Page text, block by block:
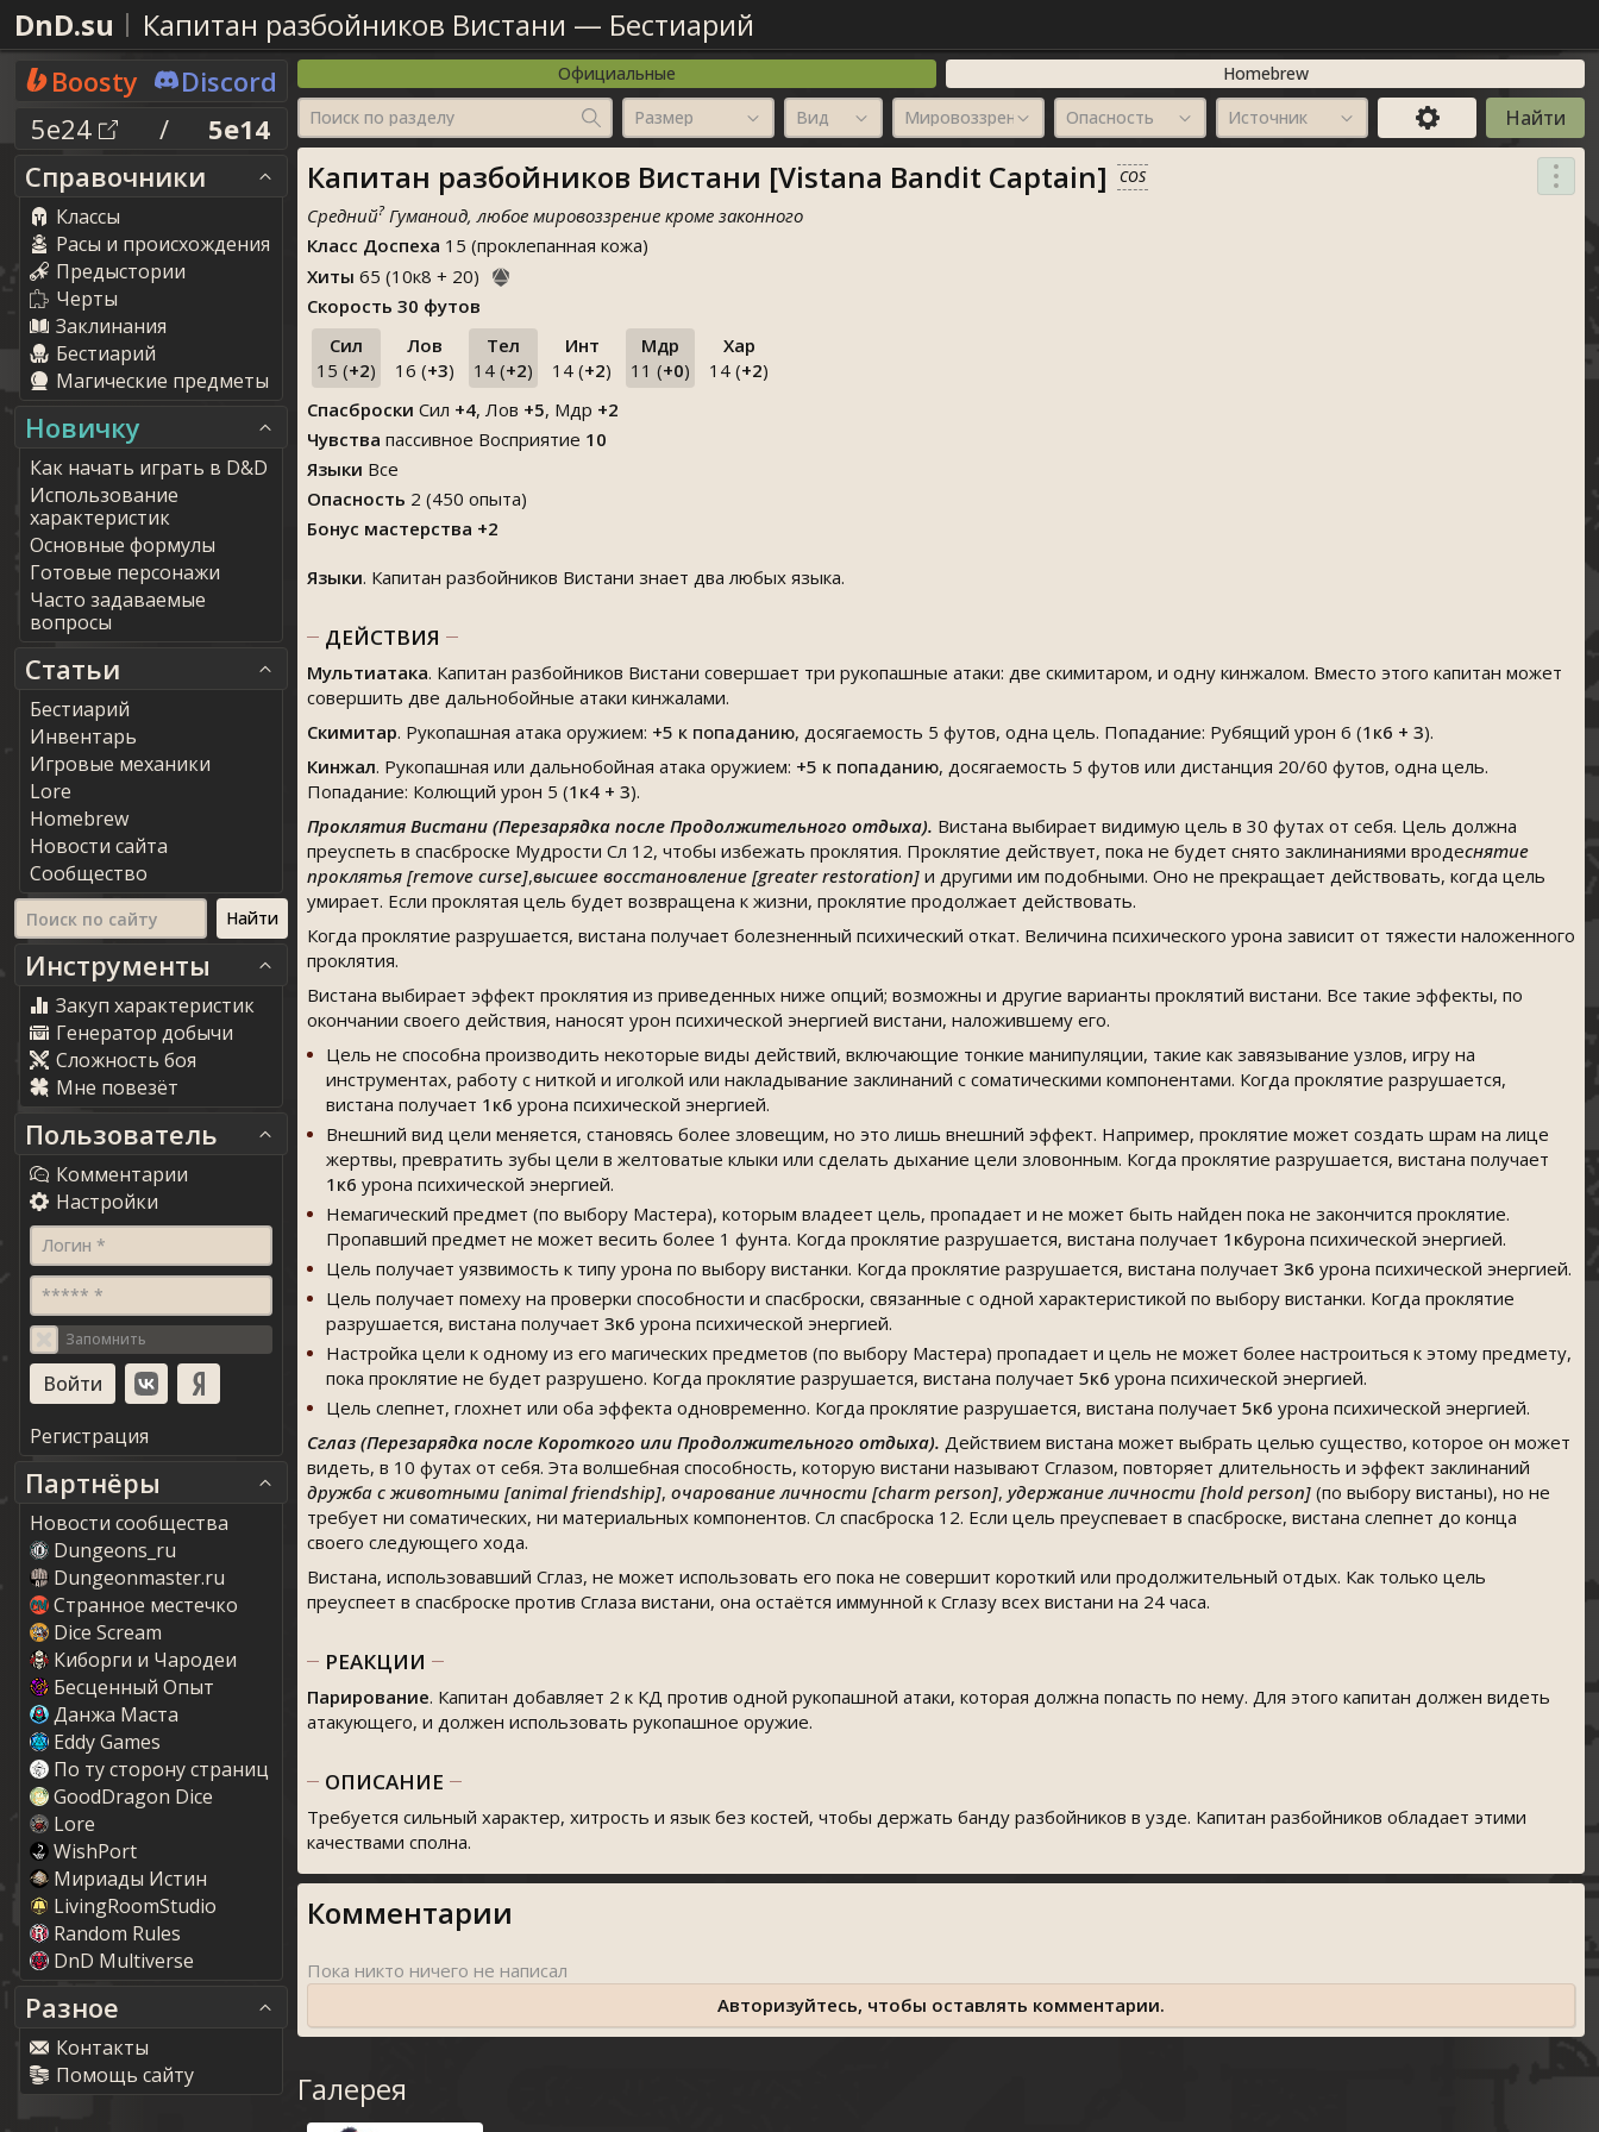
DnD.su Капитан разбойников Вистани — Бестиарий
Boosty
Discord
5e24
/
5e14
Справочники
Классы
Расы и происхождения
Предыстории
Черты
Заклинания
Бестиарий
Магические предметы
Новичку
Как начать играть в D&D
Использование
характеристик
Основные формулы
Готовые персонажи
Часто задаваемые
вопросы
Статьи
Бестиарий
Инвентарь
Игровые механики
Lore
Homebrew
Новости сайта
Сообщество
Инструменты
Закуп характеристик
Генератор добычи
Сложность боя
Мне повезёт
Пользователь
Комментарии
Настройки
Логин *
***** *
Запомнить
Регистрация
Партнёры
Новости сообщества
Dungeons_ru
Dungeonmaster.ru
Странное местечко
Dice Scream
Киборги и Чародеи
Бесценный Опыт
Данжа Маста
Eddy Game
По ту сторону страниц
GoodDragon Dice
Lore
WishPort
Мириады Истин
LivingRoomStudio
Random Rule
DnD Multiverse
Разное
Контакты
Помощь сайту
Официальные
Homebrew
Поиск по разделу
Размер Вид Мировоззрение Опасность Источник
Капитан разбойников Вистани [Vistana Bandit Captain] COS
Средний?Гуманоид, любое мировоззрение кроме законного
Класс Доспеха 15 (проклепанная кожа)
Хиты 65 (10к8 + 20)
Скорость 30 футов
Сил
15 (+2)
Лов
16 (+3)
Тел
14 (+2)
Инт
14 (+2)
Мдр
11 (+0)
Хар
14 (+2)
Спасброски Сил +4, Лов +5, Мдр +2
Чувства пассивное Восприятие 10
Языки Все
Опасность 2 (450 опыта)
Бонус мастерства +2
Языки. Капитан разбойников Вистани знает два любых языка.
ДЕЙСТВИЯ
Мультиатака. Капитан разбойников Вистани совершает три рукопашные атаки: две скимитаром, и одну кинжалом. Вместо этого капитан может
совершить две дальнобойные атаки кинжалами.
Скимитар. Рукопашная атака оружием: +5 к попаданию, досягаемость 5 футов, одна цель. Попадание: Рубящий урон 6 (1к6 + 3).
Кинжал. Рукопашная или дальнобойная атака оружием: +5 к попаданию, досягаемость 5 футов или дистанция 20/60 футов, одна цель.
Попадание: Колющий урон 5 (1к4 + 3).
Проклятия Вистани (Перезарядка после Продолжительного отдыха). Вистана выбирает видимую цель в 30 футах от себя. Цель должна
преуспеть в спасброске Мудрости Сл 12, чтобы избежать проклятия. Проклятие действует, пока не будет снято заклинаниями вродеснятие
проклятья [remove curse],высшее восстановление [greater restoration] и другими им подобными. Оно не прекращает действовать, когда цель
умирает. Если проклятая цель будет возвращена к жизни, проклятие продолжает действовать.
Когда проклятие разрушается, вистана получает болезненный психический откат. Величина психического урона зависит от тяжести наложенного
проклятия.
Вистана выбирает эффект проклятия из приведенных ниже опций; возможны и другие варианты проклятий вистани. Все такие эффекты, по
окончании своего действия, наносят урон психической энергией вистани, наложившему его.
Цель не способна производить некоторые виды действий, включающие тонкие манипуляции, такие как завязывание узлов, игру на
инструментах, работу с ниткой и иголкой или накладывание заклинаний с соматическими компонентами. Когда проклятие разрушается,
вистана получает 1к6 урона психической энергией.
Внешний вид цели меняется, становясь более зловещим, но это лишь внешний эффект. Например, проклятие может создать шрам на лице
жертвы, превратить зубы цели в желтоватые клыки или сделать дыхание цели зловонным. Когда проклятие разрушается, вистана получает
1к6 урона психической энергией.
Немагический предмет (по выбору Мастера), которым владеет цель, пропадает и не может быть найден пока не закончится проклятие.
Пропавший предмет не может весить более 1 фунта. Когда проклятие разрушается, вистана получает 1к6урона психической энергией.
Цель получает уязвимость к типу урона по выбору вистанки. Когда проклятие разрушается, вистана получает 3к6 урона психической энергией.
Цель получает помеху на проверки способности и спасброски, связанные с одной характеристикой по выбору вистанки. Когда проклятие
разрушается, вистана получает 3к6 урона психической энергией.
Настройка цели к одному из его магических предметов (по выбору Мастера) пропадает и цель не может более настроиться к этому предмету,
пока проклятие не будет разрушено. Когда проклятие разрушается, вистана получает 5к6 урона психической энергией.
Цель слепнет, глохнет или оба эффекта одновременно. Когда проклятие разрушается, вистана получает 5к6 урона психической энергией.
Сглаз (Перезарядка после Короткого или Продолжительного отдыха). Действием вистана может выбрать целью существо, которое он может
видеть, в 10 футах от себя. Эта волшебная способность, которую вистани называют Сглазом, повторяет длительность и эффект заклинаний
дружба с животными [animal friendship], очарование личности [charm person], удержание личности [hold person] (по выбору вистаны), но не
требует ни соматических, ни материальных компонентов. Сл спасброска 12. Если цель преуспевает в спасброске, вистана слепнет до конца
своего следующего хода.
Вистана, использовавший Сглаз, не может использовать его пока не совершит короткий или продолжительный отдых. Как только цель
преуспеет в спасброске против Сглаза вистани, она остаётся иммунной к Сглазу всех вистани на 24 часа.
РЕАКЦИИ
Парирование. Капитан добавляет 2 к КД против одной рукопашной атаки, которая должна попасть по нему. Для этого капитан должен видеть
атакующего, и должен использовать рукопашное оружие.
ОПИСАНИЕ
Требуется сильный характер, хитрость и язык без костей, чтобы держать банду разбойников в узде. Капитан разбойников обладает этими
качествами сполна.
Комментарии
Авторизуйтесь, чтобы оставлять комментарии.
Галерея